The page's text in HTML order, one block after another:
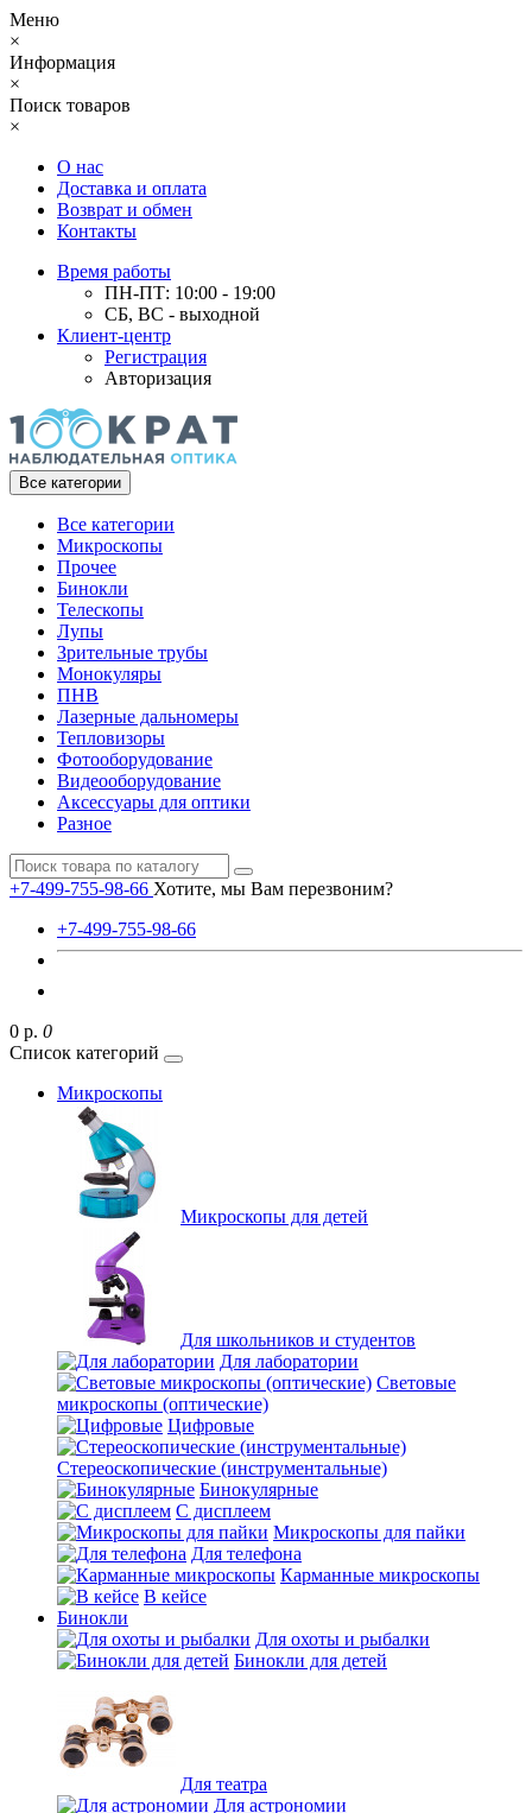
Меню
×
Информация
×
Поиск товаров
×
О нас
Доставка и оплата
Возврат и обмен
Контакты
Время работы
ПН-ПТ: 10:00 - 19:00
СБ, ВС - выходной
Клиент-центр
Регистрация
Авторизация
Все категории
Все категории
Микроскопы
Прочее
Бинокли
Телескопы
Лупы
Зрительные трубы
Монокуляры
ПНВ
Лазерные дальномеры
Тепловизоры
Фотооборудование
Видеооборудование
Аксессуары для оптики
Разное
+7-499-755-98-66 Хотите, мы Вам перезвоним?
+7-499-755-98-66
0 р. 0
Список категорий
Микроскопы
Микроскопы для детей
Для школьников и студентов
Для лаборатории
Световые
микроскопы (оптические)
Цифровые
Стереоскопические (инструментальные)
Бинокулярные
С дисплеем
Микроскопы для пайки
Для телефона
Карманные микроскопы
В кейсе
Бинокли
Для охоты и рыбалки
Бинокли для детей
Для театра
Для астрономии